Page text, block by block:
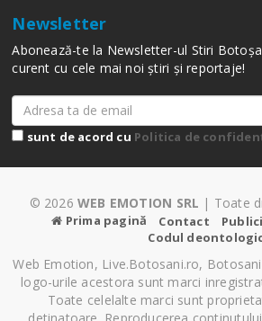
Newsletter
Abonează-te la Newsletter-ul Stiri
curent cu cele mai noi știri și reportaje!
sunt de acord cu Politica de
© 2026 WEB EMOTION SRL | Toate
Prima pagină Contact
Codul
Web Emotion, Live.Botosani.ro,
logo-urile acestora sunt marci
Toate celelalte marci sunt